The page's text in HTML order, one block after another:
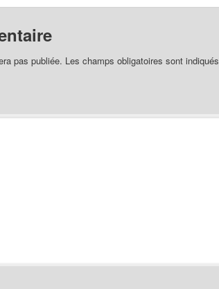
pas publiée. Les champs obligatoires sont indiqués